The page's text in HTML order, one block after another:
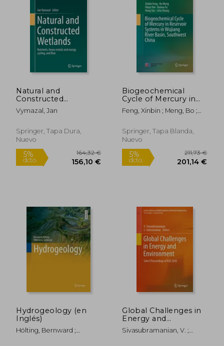
5%
dcto.
5%
dcto.
Natural and
Constructed
Wetlands: Nutrients,
Heavy Metals and
Flow (en Inglés)
Vymazal, Jan
Springer, Tapa Dura,
Nuevo
Biogeochemical
Cycle of Mercury in
Reservoir Systems in
Wujiang River Basin,
Inglés)
Feng, Xinbin ; Meng, Bo ;
Springer, Tapa Blanda,
Nuevo
Hydrogeology (en
Inglés)
Hölting, Bernward ;
Global Challenges in
Energy and
Environment: Select
Proceedings of Icee
Sivasubramanian, V. ;